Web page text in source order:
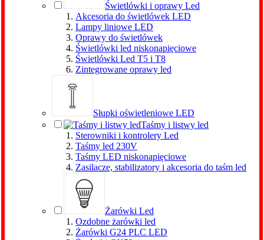
Świetlówki i oprawy Led
Akcesoria do świetlówek LED
Lampy liniowe LED
Oprawy do świetlówek
Świetlówki led niskonapięciowe
Świetlówki Led T5 i T8
Zintegrowane oprawy led
Słupki oświetleniowe LED
Taśmy i listwy led
Sterowniki i kontrolery Led
Taśmy led 230V
Taśmy LED niskonapięciowe
Zasilacze, stabilizatory i akcesoria do taśm led
Żarówki Led
Ozdobne żarówki led
Żarówki G24 PLC LED